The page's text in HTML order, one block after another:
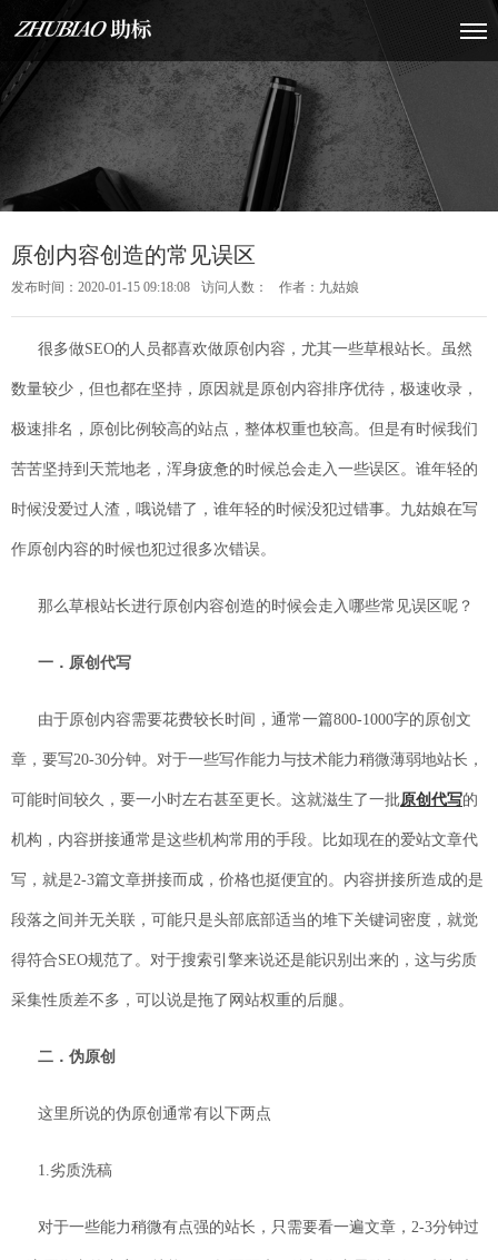
原创内容创造的常见误区
发布时间：2020-01-15 09:18:08 访问人数： 作者：九姑娘
很多做SEO的人员都喜欢做原创内容，尤其一些草根站长。虽然
数量较少，但也都在坚持，原因就是原创内容排序优待，极速收录，
极速排名，原创比例较高的站点，整体权重也较高。但是有时候我们
苦苦坚持到天荒地老，浑身疲惫的时候总会走入一些误区。谁年轻的
时候没爱过人渣，哦说错了，谁年轻的时候没犯过错事。九姑娘在写
作原创内容的时候也犯过很多次错误。
那么草根站长进行原创内容创造的时候会走入哪些常见误区呢？
一．原创代写
由于原创内容需要花费较长时间，通常一篇800-1000字的原创文
章，要写20-30分钟。对于一些写作能力与技术能力稍微薄弱地站长，
可能时间较久，要一小时左右甚至更长。这就滋生了一批原创代写的
机构，内容拼接通常是这些机构常用的手段。比如现在的爱站文章代
写，就是2-3篇文章拼接而成，价格也挺便宜的。内容拼接所造成的是
段落之间并无关联，可能只是头部底部适当的堆下关键词密度，就觉
得符合SEO规范了。对于搜索引擎来说还是能识别出来的，这与劣质
采集性质差不多，可以说是拖了网站权重的后腿。
二．伪原创
这里所说的伪原创通常有以下两点
1.劣质洗稿
对于一些能力稍微有点强的站长，只需要看一遍文章，2-3分钟过